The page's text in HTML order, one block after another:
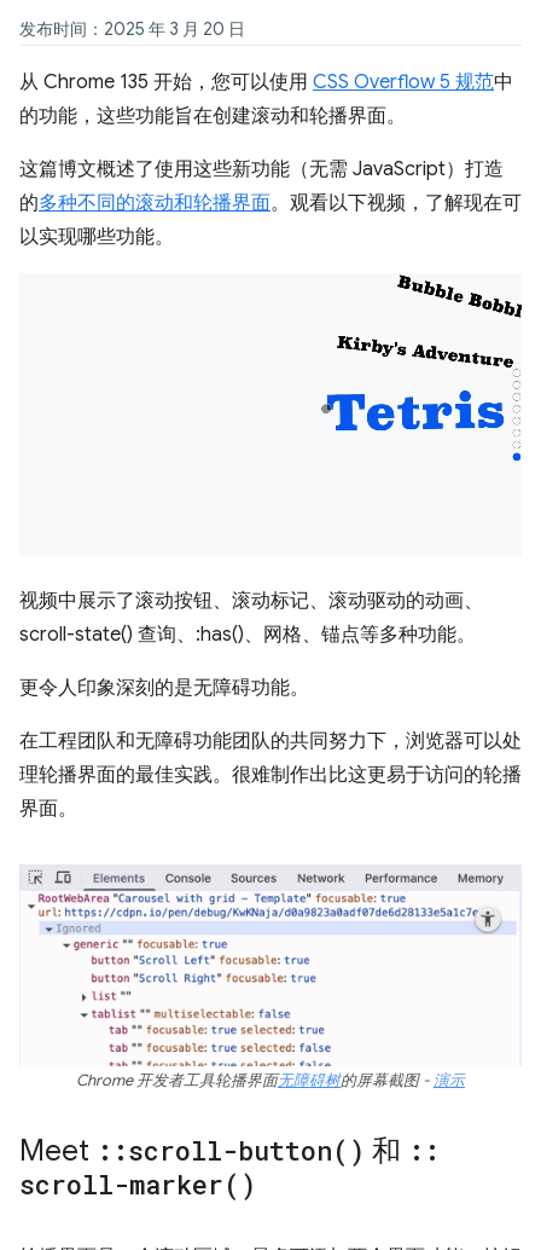
发布时间：2025 年 3 月 20 日
从 Chrome 135 开始，您可以使用 CSS Overflow 5 规范中
的功能，这些功能旨在创建滚动和轮播界面。
这篇博文概述了使用这些新功能（无需 JavaScript）打造
的多种不同的滚动和轮播界面。观看以下视频，了解现在可
以实现哪些功能。
视频中展示了滚动按钮、滚动标记、滚动驱动的动画、
scroll-state() 查询、:has()、网格、锚点等多种功能。
更令人印象深刻的是无障碍功能。
在工程团队和无障碍功能团队的共同努力下，浏览器可以处
理轮播界面的最佳实践。很难制作出比这更易于访问的轮播
界面。
Chrome 开发者工具轮播界面无障碍树的屏幕截图 -演示
Meet ::scroll-button( ) 和 ::
scroll-marker( )